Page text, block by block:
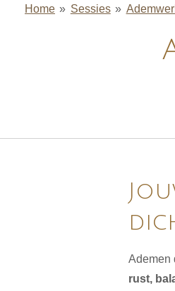
Home » Sessies »
Ademen
rust,